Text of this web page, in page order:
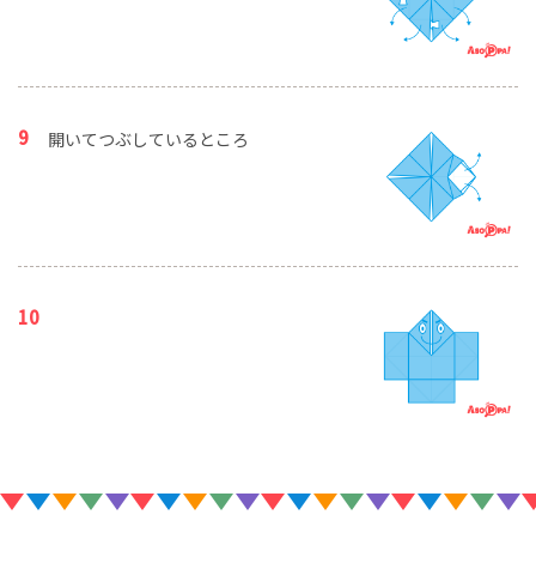
開いてつぶしているところ